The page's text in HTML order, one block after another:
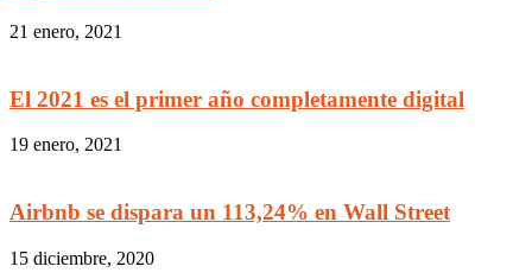
21 enero, 2021
El 2021 es el primer año completamente digital
19 enero, 2021
Airbnb se dispara un 113,24% en Wall Street
15 diciembre, 2020